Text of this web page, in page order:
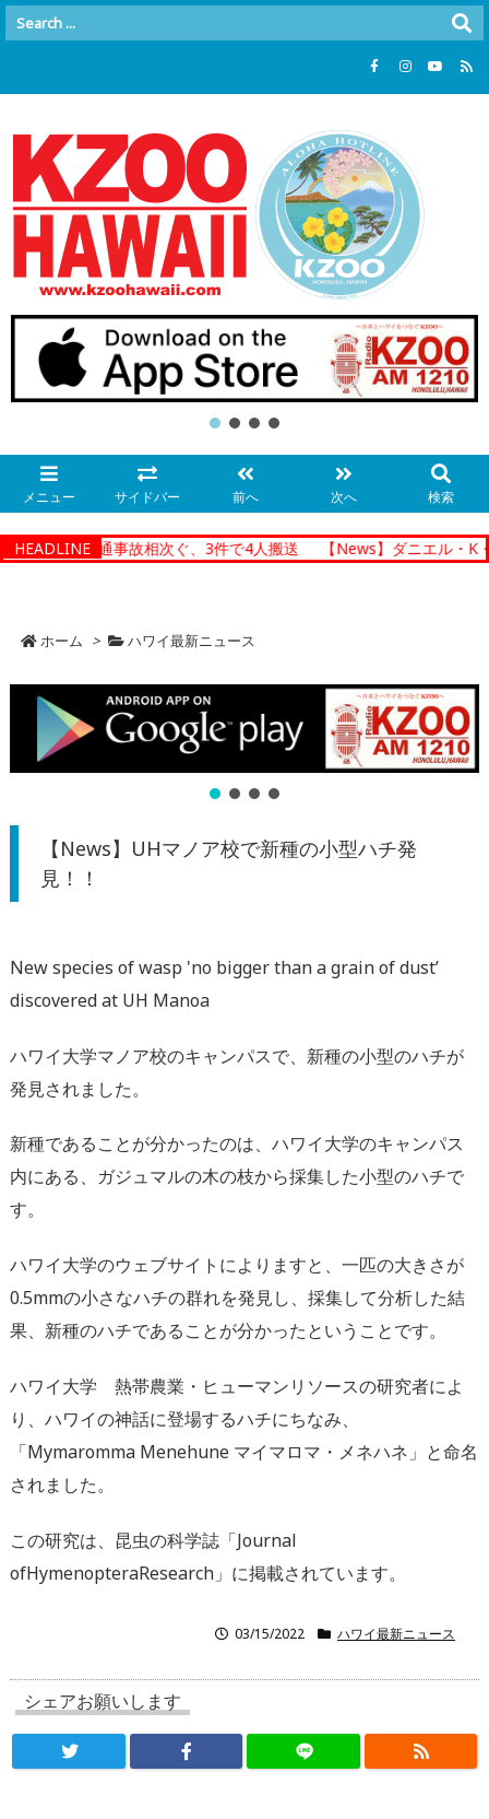
メニュー サイドバー 前へ 次へ 検索
HEADLINE
で朝の交通事故相次ぐ、3件で4人搬送 【News】ダニエル・K
ホーム > ハワイ最新ニュース
【News】UHマノア校で新種の小型ハチ発
見！！
New species of wasp 'no bigger than a grain of dust’
discovered at UH Manoa
ハワイ大学マノア校のキャンパスで、新種の小型のハチが
発見されました。
新種であることが分かったのは、ハワイ大学のキャンパス
内にある、ガジュマルの木の枝から採集した小型のハチで
す。
ハワイ大学のウェブサイトによりますと、一匹の大きさが
0.5mmの小さなハチの群れを発見し、採集して分析した結
果、新種のハチであることが分かったということです。
ハワイ大学 熱帯農業・ヒューマンリソースの研究者によ
り、ハワイの神話に登場するハチにちなみ、
「Mymaromma Menehune マイマロマ・メネハネ」と命名
されました。
この研究は、昆虫の科学誌「Journal
ofHymenopteraResearch」に掲載されています。
03/15/2022 ハワイ最新ニュース
シェアお願いします